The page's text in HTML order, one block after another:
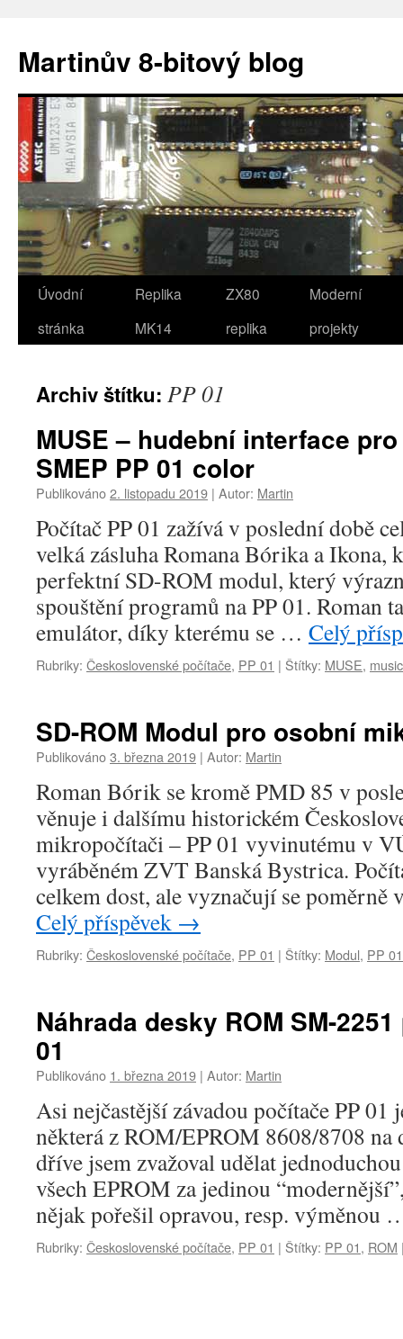
obsahu
webu
Martinův 8-bitový blog
Úvodní
stránka
Replika
MK14
ZX80
replika
Moderní
projekty
Archiv štítku: PP 01
MUSE – hudební interface
SMEP PP 01 color
Publikováno2. listopadu 2019 | Autor: Martin
Počítač PP 01 zažívá v poslední době
velká zásluha Romana Bórika a Ikona,
perfektní SD-ROM modul, který
spouštění programů na PP 01. Roman
emulátor, díky kterému se … Celý
Rubriky: Československé počítače, PP 01 | Štítky: MUSE, music
SD-ROM Modul pro osobní
Publikováno3. března 2019 | Autor: Martin
Roman Bórik se kromě PMD 85 v
věnuje i dalšímu historickém
mikropočítači – PP 01 vyvinutému v
vyráběném ZVT Banská Bystrica.
celkem dost, ale vyznačují se
Celý příspěvek →
Rubriky: Československé počítače, PP 01 | Štítky: Modul, PP 01
Náhrada desky ROM SM-
01
Publikováno 1. března 2019 | Autor: Martin
Asi nejčastější závadou počítače PP 01
některá z ROM/EPROM 8608/8708 na
dříve jsem zvažoval udělat
všech EPROM za jedinou
nějak pořešil opravou, resp. výměnou
Rubriky: Československé počítače, PP 01 | Štítky: PP 01, ROM